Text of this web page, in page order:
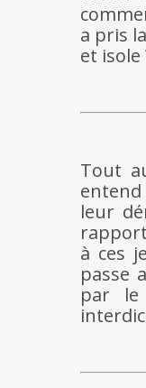
a pris
et isole
Tout
leur
à ces
passe
par le